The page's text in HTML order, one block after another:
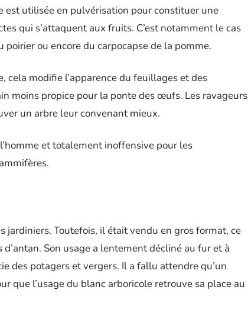
est utilisée en pulvérisation pour constituer une
qui s’attaquent aux fruits. C’est notamment le cas
poirier ou encore du carpocapse de la pomme.
cela modifie l’apparence du feuillages et des
moins propice pour la ponte des œufs. Les ravageurs
un arbre leur convenant mieux.
et totalement inoffensive pour les
jardiniers. Toutefois, il était vendu en gros format, ce
Son usage a lentement décliné au fur et à
des potagers et vergers. Il a fallu attendre qu’un
que l’usage du blanc arboricole retrouve sa place au